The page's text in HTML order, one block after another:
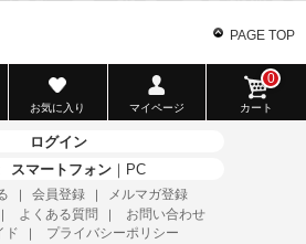
PAGE TOP
お気に入り マイページ カート
0
ログイン
スマートフォン ｜ PC
会員登録
メルマガ登録
｜ よくある質問 ｜
お問い合わせ
ド
｜ プライバシーポリシー